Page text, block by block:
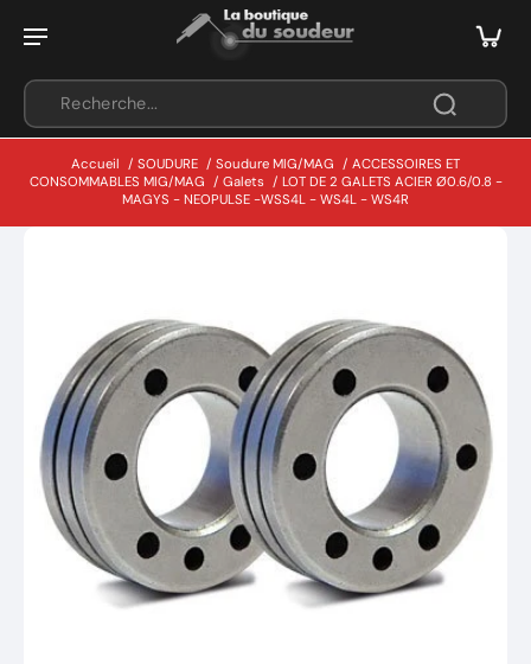
Accueil / SOUDURE / Soudure MIG/MAG / ACCESSOIRES ET
CONSOMMABLES MIG/MAG / Galets / LOT DE 2 GALETS ACIER Ø0.6/0.8 -
MAGYS - NEOPULSE -WSS4L - WS4L - WS4R